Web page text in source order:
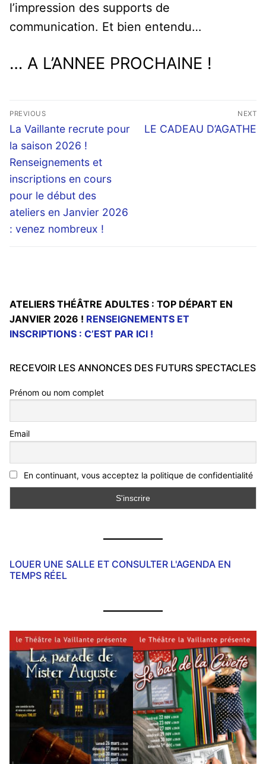
l’impression des supports de
communication. Et bien entendu…
… A L’ANNEE PROCHAINE !
Navigation
de
l’article
PREVIOUS
Previous
post:
La Vaillante recrute pour
la saison 2026 !
Renseignements et
inscriptions en cours
pour le début des
ateliers en Janvier 2026
: venez nombreux !
NEXT
Next
LE CADEAU D’AGATHE
ATELIERS THÉÂTRE ADULTES : TOP DÉPART EN
JANVIER 2026 ! RENSEIGNEMENTS ET
INSCRIPTIONS : C’EST PAR ICI !
RECEVOIR LES ANNONCES DES FUTURS SPECTACLES
Prénom ou nom complet
Email
En continuant, vous acceptez la politique de confidentialité
LOUER UNE SALLE ET CONSULTER L'AGENDA EN
TEMPS RÉEL